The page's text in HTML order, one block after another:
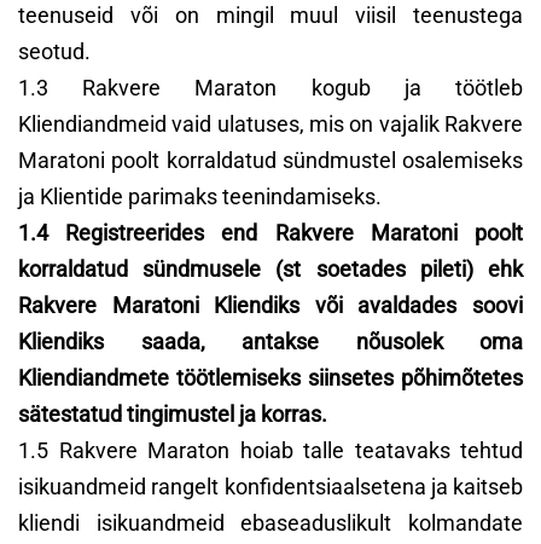
teenuseid või on mingil muul viisil teenustega
seotud.
1.3 Rakvere Maraton kogub ja töötleb
Kliendiandmeid vaid ulatuses, mis on vajalik Rakvere
Maratoni poolt korraldatud sündmustel osalemiseks
ja Klientide parimaks teenindamiseks.
1.4 Registreerides end Rakvere Maratoni poolt
korraldatud sündmusele (st soetades pileti) ehk
Rakvere Maratoni Kliendiks või avaldades soovi
Kliendiks saada, antakse nõusolek oma
Kliendiandmete töötlemiseks siinsetes põhimõtetes
sätestatud tingimustel ja korras.
1.5 Rakvere Maraton hoiab talle teatavaks tehtud
isikuandmeid rangelt konfidentsiaalsetena ja kaitseb
kliendi isikuandmeid ebaseaduslikult kolmandate